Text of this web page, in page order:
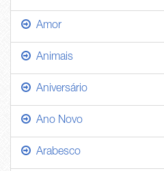
Amor
Animais
Aniversário
Ano Novo
Arabesco